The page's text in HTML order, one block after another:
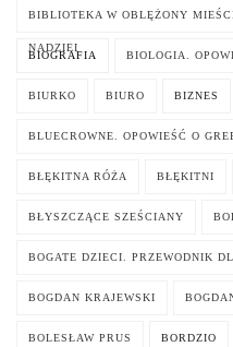
BIBLIOTEKA W OBLĘŻONY
NADZIEI
BIOGRAFIA BIOLOGIA.
BIURKO BIURO BIZNES
BLUECROWNE. OPOWIEŚĆ O
BŁĘKITNA RÓŻA BŁĘKITNI
BŁYSZCZĄCE SZEŚCIANY
BOGATE DZIECI. PRZEWODNIK
BOGDAN KRAJEWSKI
BOLESŁAW PRUS BORDZIO